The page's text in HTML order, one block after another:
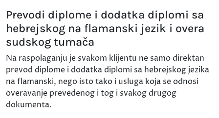
Prevodi diplome i dodatka diplomi sa
hebrejskog na flamanski jezik i overa
sudskog tumača
Na raspolaganju je svakom klijentu ne samo direktan
prevod diplome i dodatka diplomi sa hebrejskog jezika
na flamanski, nego isto tako i usluga koja se odnosi
overavanje prevedenog i tog i svakog drugog
dokumenta.